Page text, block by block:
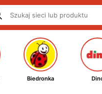
Biedronka